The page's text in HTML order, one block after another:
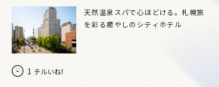
1 チルいね!
天然温泉スパで心ほどける。札幌旅
を彩る癒やしのシティホテル